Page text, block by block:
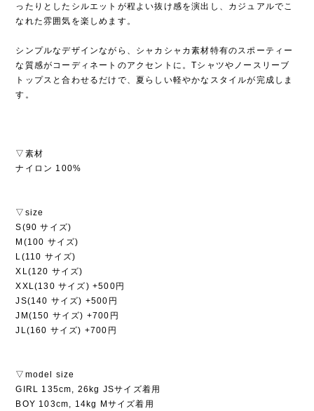
ったりとしたシルエットが程よい抜け感を演出し、カジュアルでこ
なれた雰囲気を楽しめます。
シンプルなデザインながら、シャカシャカ素材特有のスポーティー
な質感がコーディネートのアクセントに。Tシャツやノースリーブ
トップスと合わせるだけで、夏らしい軽やかなスタイルが完成しま
す。
▽素材
ナイロン 100%
▽size
S(90 サイズ)
M(100 サイズ)
L(110 サイズ)
XL(120 サイズ)
XXL(130 サイズ) +500円
JS(140 サイズ) +500円
JM(150 サイズ) +700円
JL(160 サイズ) +700円
▽model size
GIRL 135cm, 26kg JSサイズ着用
BOY 103cm, 14kg Mサイズ着用